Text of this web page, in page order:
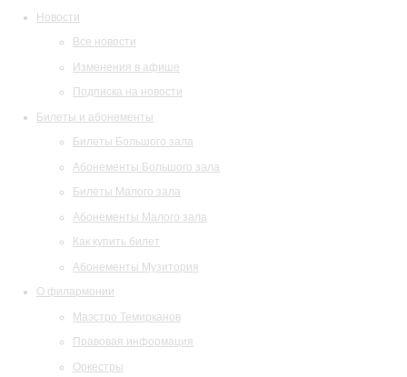
Новости
Все новости
Изменения в афише
Подписка на новости
Билеты и абонементы
Билеты Большого зала
Абонементы Большого зала
Билеты Малого зала
Абонементы Малого зала
Как купить билет
Абонементы Музитория
О филармонии
Маэстро Темирканов
Правовая информация
Оркестры